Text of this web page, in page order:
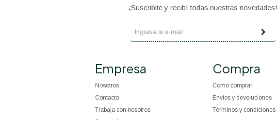
Empresa
Nosotros
Contacto
Trabaja con nosotros
Compra
Como comprar
Envíos y devoluciones
Términos y condiciones
¡Suscribite y recibí todas nuestras novedades!